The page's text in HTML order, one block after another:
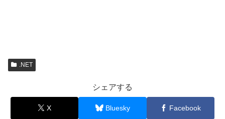
.NET
シェアする
X Bluesky Facebook